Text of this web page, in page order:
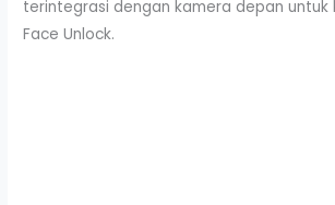
terintegrasi dengan kamera depan untuk
Face Unlock.